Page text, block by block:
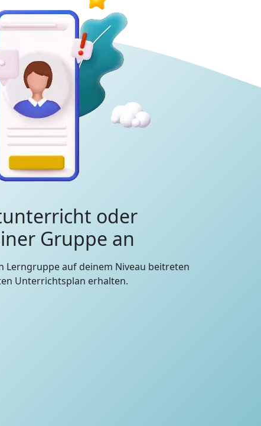
oder
Gruppe an
Lerngruppe auf deinem Niveau beitreten
Unterrichtsplan erhalten.